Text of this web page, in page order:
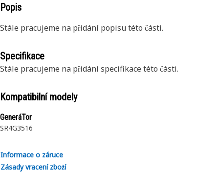
Popis
Stále pracujeme na přidání popisu této části.
Specifikace
Stále pracujeme na přidání specifikace této části.
Kompatibilní modely
GeneráTor
SR4G3516
Informace o záruce
Zásady vracení zboží